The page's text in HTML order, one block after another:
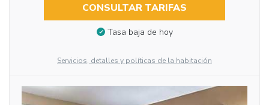
CONSULTAR TARIFAS
Tasa baja de hoy
Servicios, detalles y políticas de la habitación